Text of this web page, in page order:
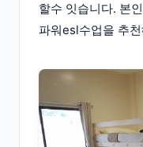
할수 잇습니다. 본
파워esl수업을 추